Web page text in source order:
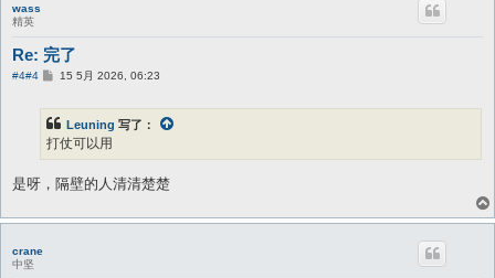
wass
精英
Re: 完了
#4#4
帖15 5月 2026, 06:23
Leuning 写了：
打仗可以用
是呀，隔壁的人清清楚楚
crane
中坚